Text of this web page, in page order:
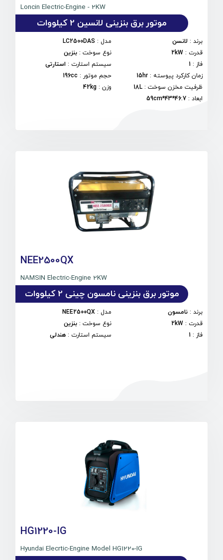
Loncin Electric-Engine - 2KW
موتور برق بنزینی لانسین 2 کیلووات
برند : لانسن مدل :
LC2500DAS
قدرت :
2kW نوع سوخت: بنزین
فاز :
1 سیستم استارت : استارتی
زمان کارکرد پیوسته :
15hr حجم موتور :
196cc
ظرفیت مخزن سوخت :
18L وزن:
42kg
ابعاد :
46.7*43*59cm
NEE2500QX
NAMSIN Electric-Engine 2KW
موتور برق بنزینی نامسون چینی 2 کیلووات
برند : نامسون مدل :
NEE2500QX
قدرت :
2kW نوع سوخت: بنزین
فاز :
1 سیستم استارت : هندلی
HG1220-IG
Hyundai Elecrtic-Engine Model HG1220-IG